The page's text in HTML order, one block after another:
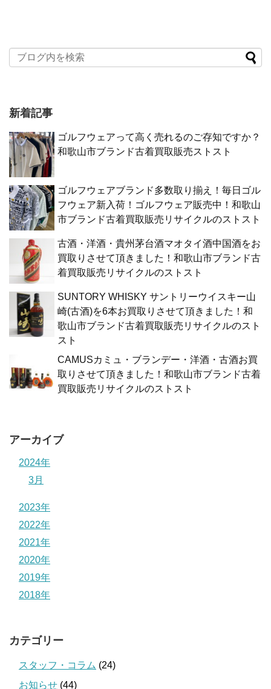
新着記事
ゴルフウェアって高く売れるのご存知ですか？
和歌山市ブランド古着買取販売ストスト
ゴルフウェアブランド多数取り揃え！毎日ゴル
フウェア新入荷！ゴルフウェア販売中！和歌山
市ブランド古着買取販売リサイクルのストスト
古酒・洋酒・貴州茅台酒マオタイ酒中国酒をお
買取りさせて頂きました！和歌山市ブランド古
着買取販売リサイクルのストスト
SUNTORY WHISKY サントリーウイスキー山
崎(古酒)を6本お買取りさせて頂きました！和
歌山市ブランド古着買取販売リサイクルのスト
スト
CAMUSカミュ・ブランデー・洋酒・古酒お買
取りさせて頂きました！和歌山市ブランド古着
買取販売リサイクルのストスト
アーカイブ
2024年
3月
2023年
2022年
2021年
2020年
2019年
2018年
カテゴリー
スタッフ・コラム (24)
お知らせ (44)